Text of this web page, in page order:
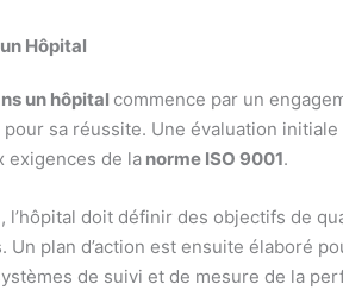
Hôpital
un hôpital commence par un
sa réussite. Une évaluation
exigences de la norme ISO 9001.
doit définir des objectifs de
Un plan d’action est ensuite élaboré
de suivi et de mesure de la